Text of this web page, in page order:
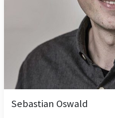
Sebastian Oswald